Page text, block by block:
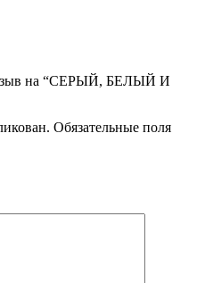
на “СЕРЫЙ, БЕЛЫЙ И
Обязательные поля